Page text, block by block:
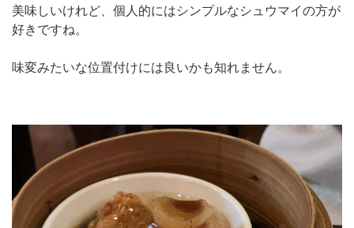
美味しいけれど、個人的にはシンプルなシュウマイの方が
好きですね。
味変みたいな位置付けには良いかも知れません。